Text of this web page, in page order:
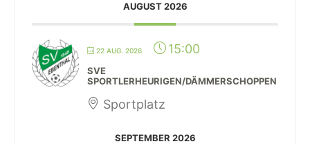
AUGUST 2026
22 AUG. 2026 15:00
SVE
SPORTLERHEURIGEN/DÄMMERSCHOPPEN
Sportplatz
SEPTEMBER 2026